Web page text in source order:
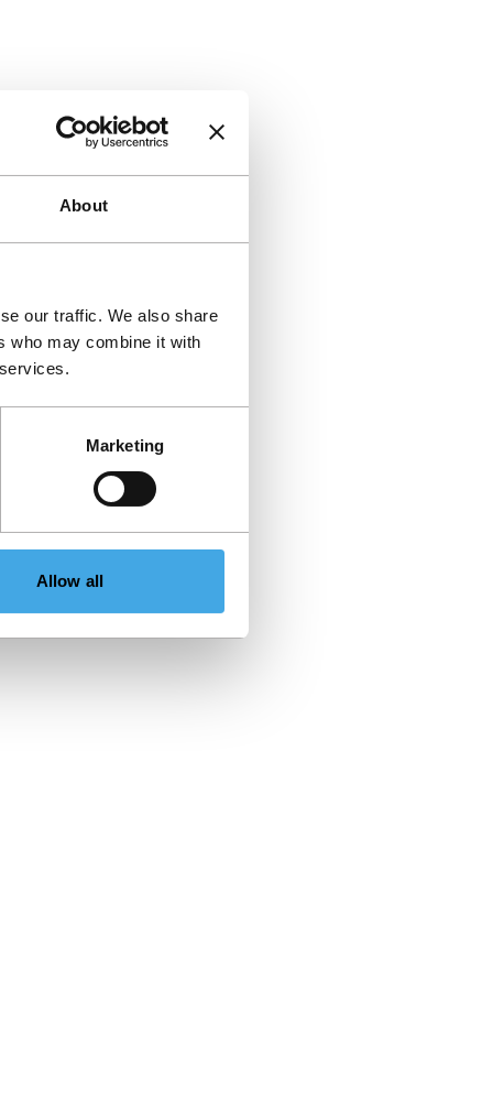
About
our traffic. We also share
who may combine it with
Marketing
Allow all